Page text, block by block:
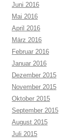
Juni 2016
Mai 2016
April 2016
März 2016
Februar 2016
Januar 2016
Dezember 2015
November 2015
Oktober 2015
September 2015
August 2015
Juli 2015